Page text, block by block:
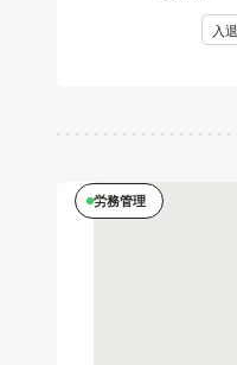
入
労務管理